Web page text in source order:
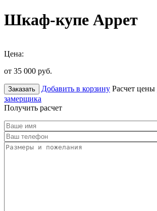
Шкаф-купе Аррет
Цена:
от 35 000 руб.
Заказать Добавить в корзину Расчет цены
замерщика
Получить расчет